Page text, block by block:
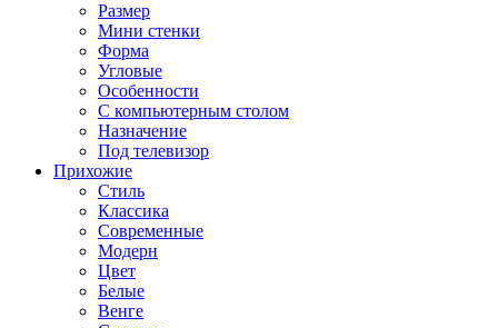
Размер
Мини стенки
Форма
Угловые
Особенности
С компьютерным столом
Назначение
Под телевизор
Прихожие
Стиль
Классика
Современные
Модерн
Цвет
Белые
Венге